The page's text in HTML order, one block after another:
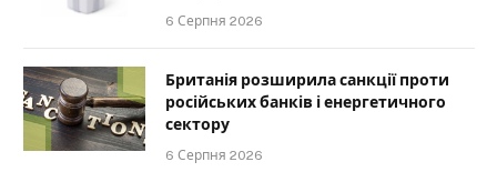
6 Серпня 2026
Британія розширила санкції проти
російських банків і енергетичного
сектору
6 Серпня 2026